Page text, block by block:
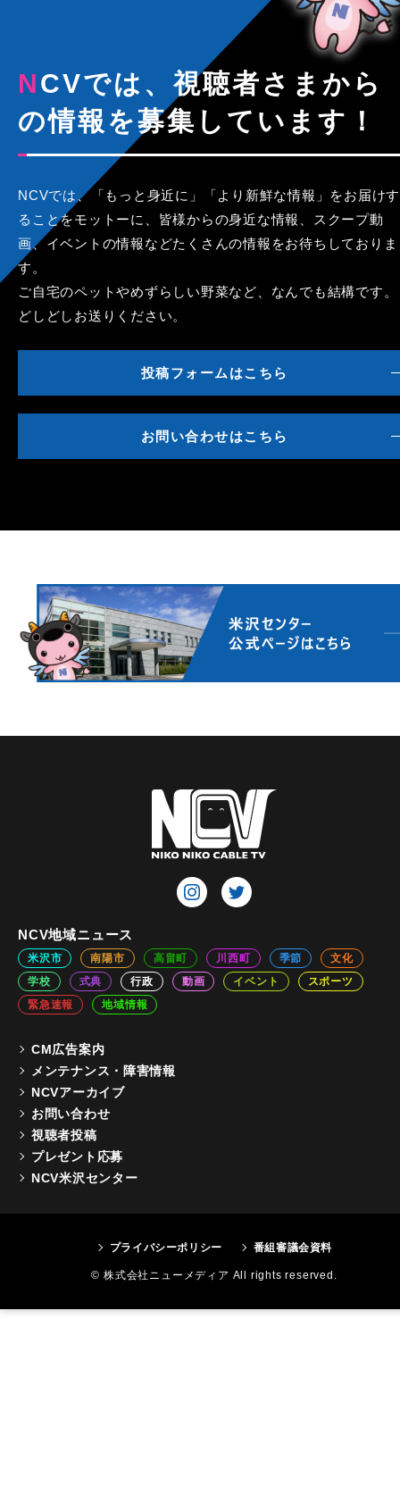
NCVでは、視聴者さまから
の情報を募集しています！
NCVでは、「もっと身近に」「より新鮮な情報」をお届けす
ることをモットーに、皆様からの身近な情報、スクープ動
画、イベントの情報などたくさんの情報をお待ちしておりま
す。
ご自宅のペットやめずらしい野菜など、なんでも結構です。
どしどしお送りください。
投稿フォームはこちら
お問い合わせはこちら
NCV地域ニュース
米沢市 南陽市 高畠町 川西町 季節
文化
学校
式典 行政 動画 イベント
スポーツ
緊急速報
地域情報
CM広告案内
メンテナンス・障害情報
NCVアーカイブ
お問い合わせ
視聴者投稿
プレゼント応募
NCV米沢センター
プライバシーポリシー 番組審議会資料
© 株式会社ニューメディア All rights reserved.